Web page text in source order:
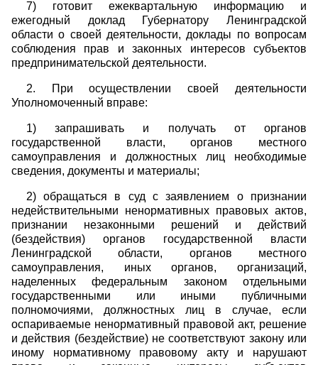
7) готовит ежеквартальную информацию и
ежегодный доклад Губернатору Ленинградской
области о своей деятельности, доклады по вопросам
соблюдения прав и законных интересов субъектов
предпринимательской деятельности.
2. При осуществлении своей деятельности
Уполномоченный вправе:
1) запрашивать и получать от органов
государственной власти, органов местного
самоуправления и должностных лиц необходимые
сведения, документы и материалы;
2) обращаться в суд с заявлением о признании
недействительными ненормативных правовых актов,
признании незаконными решений и действий
(бездействия) органов государственной власти
Ленинградской области, органов местного
самоуправления, иных органов, организаций,
наделенных федеральным законом отдельными
государственными или иными публичными
полномочиями, должностных лиц в случае, если
оспариваемые ненормативный правовой акт, решение
и действия (бездействие) не соответствуют закону или
иному нормативному правовому акту и нарушают